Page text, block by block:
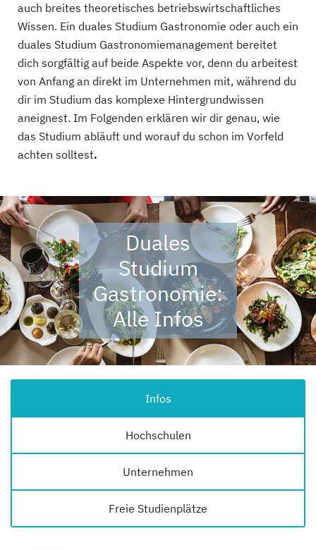
auch breites theoretisches betriebswirtschaftliches
Wissen. Ein duales Studium Gastronomie oder auch ein
duales Studium Gastronomiemanagement bereitet
dich sorgfältig auf beide Aspekte vor, denn du arbeitest
von Anfang an direkt im Unternehmen mit, während du
dir im Studium das komplexe Hintergrundwissen
aneignest. Im Folgenden erklären wir dir genau, wie
das Studium abläuft und worauf du schon im Vorfeld
achten solltest.
Duales
Studium
Gastronomie:
Alle Infos
Infos
Hochschulen
Unternehmen
Freie Studienplätze